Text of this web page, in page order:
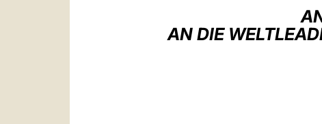
AN DIE